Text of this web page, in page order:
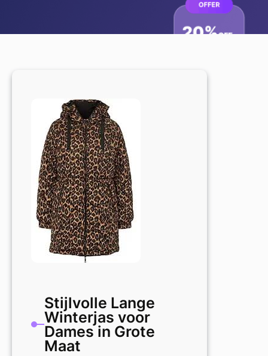
Stijlvolle Lange
Winterjas voor
Dames in Grote
Maat